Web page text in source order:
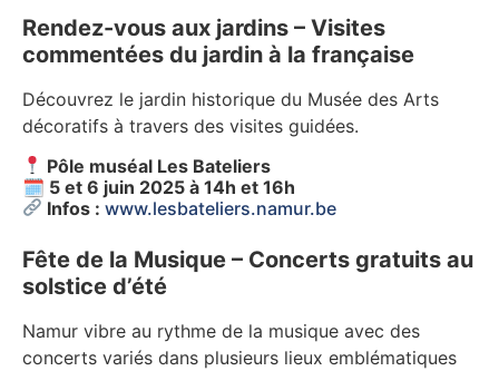
Rendez-vous aux jardins – Visites
commentées du jardin à la française
Découvrez le jardin historique du Musée des Arts
décoratifs à travers des visites guidées.
Pôle muséal Les Bateliers
🗓 5 et 6 juin 2025 à 14h et 16h
Infos : www.lesbateliers.namur.be
Fête de la Musique – Concerts gratuits au
solstice d’été
Namur vibre au rythme de la musique avec des
concerts variés dans plusieurs lieux emblématiques